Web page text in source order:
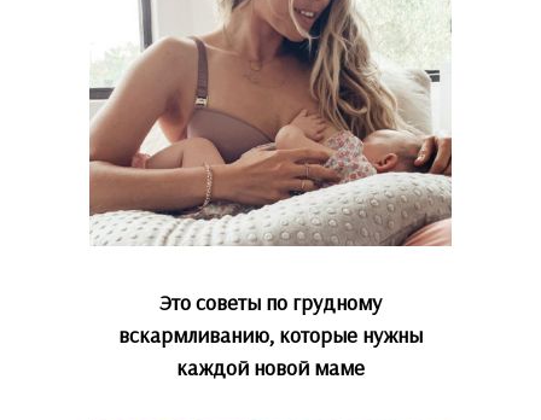
Это советы по грудному
вскармливанию, которые нужны
каждой новой маме